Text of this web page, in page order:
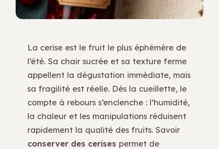
La cerise est le fruit le plus éphémère de
l’été. Sa chair sucrée et sa texture ferme
appellent la dégustation immédiate, mais
sa fragilité est réelle. Dès la cueillette, le
compte à rebours s’enclenche : l’humidité,
la chaleur et les manipulations réduisent
rapidement la qualité des fruits. Savoir
conserver des cerises permet de